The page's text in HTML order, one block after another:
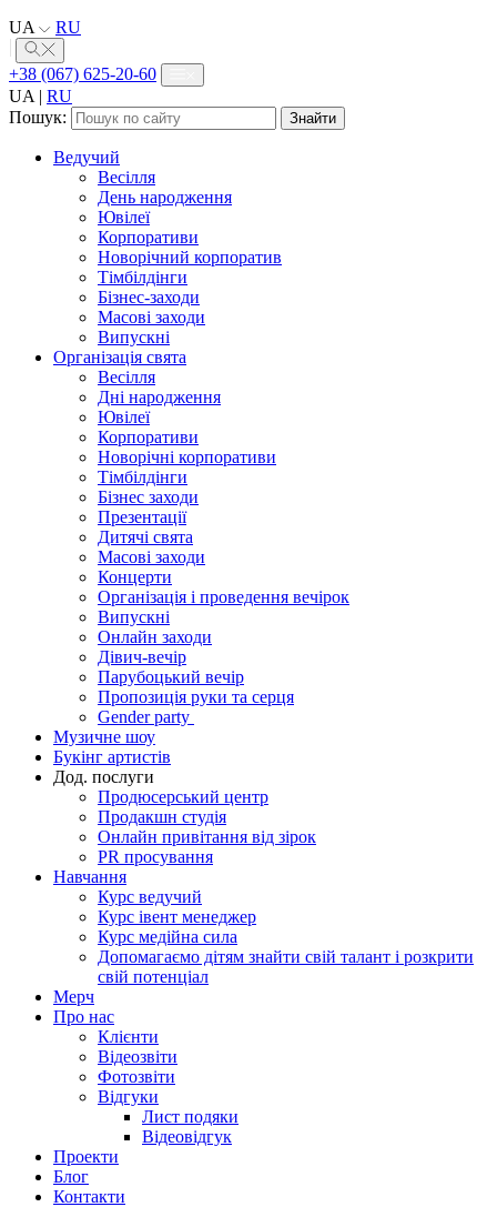
UA
RU
+38 (067) 625-20-60
UA | RU
Пошук:
Ведучий
Весілля
День народження
Ювілеї
Корпоративи
Новорічний корпоратив
Тімбілдінги
Бізнес-заходи
Масові заходи
Випускні
Організація свята
Весілля
Дні народження
Ювілеї
Корпоративи
Новорічні корпоративи
Тімбілдінги
Бізнес заходи
Презентації
Дитячі свята
Масові заходи
Концерти
Організація і проведення вечірок
Випускні
Онлайн заходи
Дівич-вечір
Парубоцький вечір
Пропозиція руки та серця
Gender party
Музичне шоу
Букінг артистів
Дод. послуги
Продюсерський центр
Продакшн студія
Онлайн привітання від зірок
PR просування
Навчання
Курс ведучий
Курс івент менеджер
Курс медійна сила
Допомагаємо дітям знайти свій талант і розкрити
свій потенціал
Мерч
Про нас
Клієнти
Відеозвіти
Фотозвіти
Відгуки
Лист подяки
Відеовідгук
Проекти
Блог
Контакти